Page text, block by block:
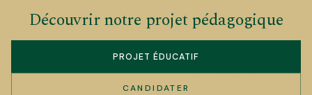
Découvrir notre projet pédagogique
PROJET ÉDUCATIF
CANDIDATER